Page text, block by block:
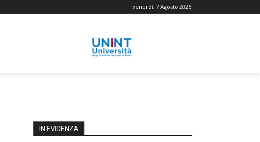
venerdì, 7 Agosto 2026
IN EVIDENZA